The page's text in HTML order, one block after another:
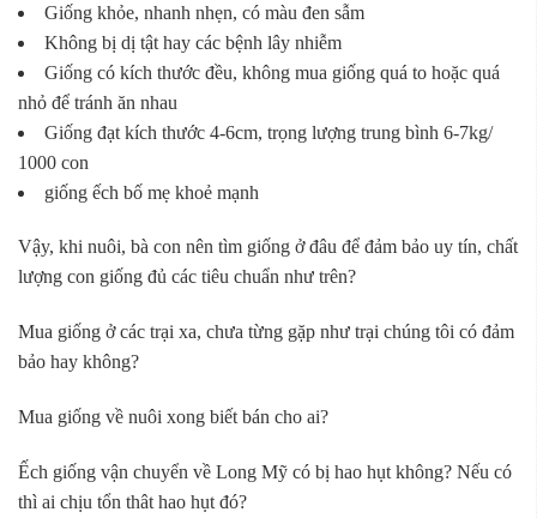
Giống khỏe, nhanh nhẹn, có màu đen sẫm
Không bị dị tật hay các bệnh lây nhiễm
Giống có kích thước đều, không mua giống quá to hoặc quá
nhỏ để tránh ăn nhau
Giống đạt kích thước 4-6cm, trọng lượng trung bình 6-7kg/
1000 con
giống ếch bố mẹ khoẻ mạnh
Vậy, khi nuôi, bà con nên tìm giống ở đâu để đảm bảo uy tín, chất
lượng con giống đủ các tiêu chuẩn như trên?
Mua giống ở các trại xa, chưa từng gặp như trại chúng tôi có đảm
bảo hay không?
Mua giống về nuôi xong biết bán cho ai?
Ếch giống vận chuyển về Long Mỹ có bị hao hụt không? Nếu có
thì ai chịu tổn thât hao hụt đó?